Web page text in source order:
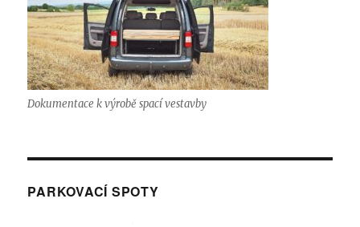
Dokumentace k výrobě spací vestavby
PARKOVACÍ SPOTY